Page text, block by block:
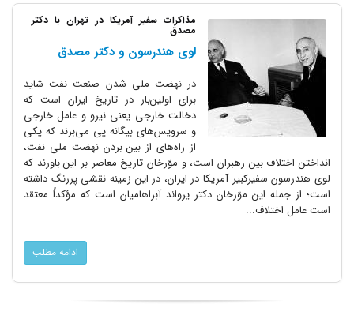
مذاکرات سفیر آمریکا در تهران با دکتر
مصدق
لوی هندرسون و دکتر مصدق
در نهضت ملی شدن صنعت نفت شاید
برای اولین‌بار در تاریخ ایران است که
دخالت خارجی یعنی نیرو و عامل خارجی
و سرویس‌های بیگانه پی می‌برند که یکی
از راه‌های از بین بردن نهضت ملی نفت،
انداختن اختلاف بین رهبران است، و موّرخان تاریخ معاصر بر این باورند که
لوی هندرسون سفیرکبیر آمریکا در ایران، در این زمینه نقشی پررنگ داشته
است؛ از جمله این موّرخان دکتر یرواند آبراهامیان است که مؤکداً معتقد
است عامل اختلاف...
ادامه مطلب